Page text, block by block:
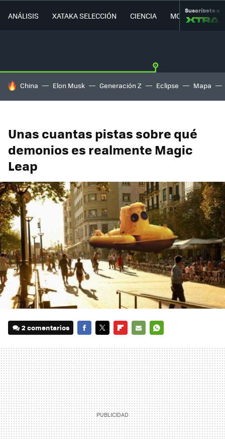
ANÁLISIS XATAKA SELECCIÓN CIENCIA MOVILIDAD
Suscríbete a
HOY SE HABLA DE
China Elon Musk Generación Z Eclipse Mapa
Unas cuantas pistas sobre qué
demonios es realmente Magic
Leap
2 comentarios
MAIL